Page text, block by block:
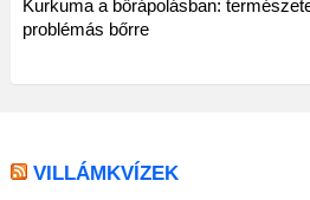
Kurkuma a bőrápolásban:
problémás bőrre
VILLÁMKVÍZEK